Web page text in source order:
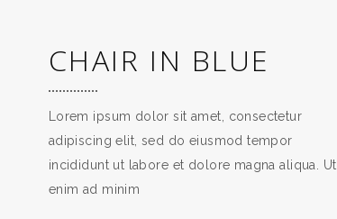
CHAIR IN BLUE
Lorem ipsum dolor sit amet, consectetur
adipiscing elit, sed do eiusmod tempor
incididunt ut labore et dolore magna aliqua. Ut
enim ad minim